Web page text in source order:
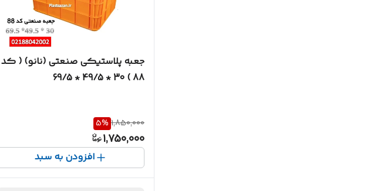
جعبه پلاستیکی صنعتی (نانو) ( کد
88 ) 30 * 49/5 * 69/5
1,850,000
5%
1,750,000
افزودن به سبد